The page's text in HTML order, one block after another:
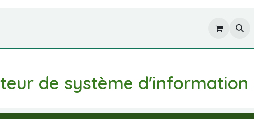
À propos
de système